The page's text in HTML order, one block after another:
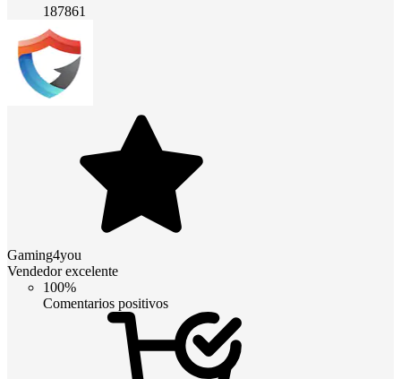
187861
Gaming4you
Vendedor excelente
100%
Comentarios positivos